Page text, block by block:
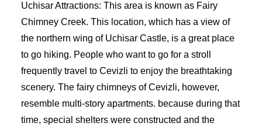
Uchisar Attractions: This area is known as Fairy
Chimney Creek. This location, which has a view of
the northern wing of Uchisar Castle, is a great place
to go hiking. People who want to go for a stroll
frequently travel to Cevizli to enjoy the breathtaking
scenery. The fairy chimneys of Cevizli, however,
resemble multi-story apartments. because during that
time, special shelters were constructed and the